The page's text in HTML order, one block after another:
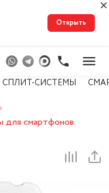
Открыть
СПЛИТ-СИСТЕМЫ
для смартфонов